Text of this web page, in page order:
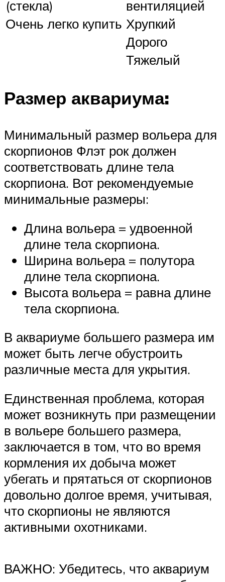
(стекла)
вентиляцией
Очень легко купить Хрупкий
Дорого
Тяжелый
Размер аквариума:
Минимальный размер вольера для
скорпионов Флэт рок должен
соответствовать длине тела
скорпиона. Вот рекомендуемые
минимальные размеры:
Длина вольера = удвоенной
длине тела скорпиона.
Ширина вольера = полутора
длине тела скорпиона.
Высота вольера = равна длине
тела скорпиона.
В аквариуме большего размера им
может быть легче обустроить
различные места для укрытия.
Единственная проблема, которая
может возникнуть при размещении
в вольере большего размера,
заключается в том, что во время
кормления их добыча может
убегать и прятаться от скорпионов
довольно долгое время, учитывая,
что скорпионы не являются
активными охотниками.
ВАЖНО: Убедитесь, что аквариум